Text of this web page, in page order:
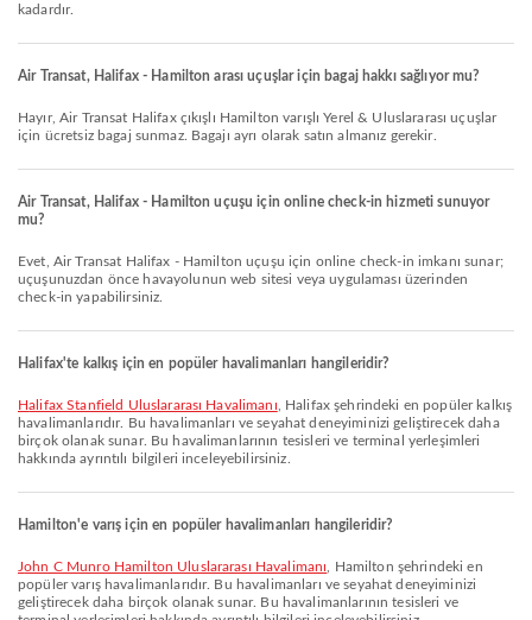
kadardır.
Air Transat, Halifax - Hamilton arası uçuşlar için bagaj hakkı sağlıyor mu?
Hayır, Air Transat Halifax çıkışlı Hamilton varışlı Yerel & Uluslararası uçuşlar
için ücretsiz bagaj sunmaz. Bagajı ayrı olarak satın almanız gerekir.
Air Transat, Halifax - Hamilton uçuşu için online check-in hizmeti sunuyor
mu?
Evet, Air Transat Halifax - Hamilton uçuşu için online check-in imkanı sunar;
uçuşunuzdan önce havayolunun web sitesi veya uygulaması üzerinden
check-in yapabilirsiniz.
Halifax'te kalkış için en popüler havalimanları hangileridir?
Halifax Stanfield Uluslararası Havalimanı , Halifax şehrindeki en popüler kalkış
havalimanlarıdır. Bu havalimanları ve seyahat deneyiminizi geliştirecek daha
birçok olanak sunar. Bu havalimanlarının tesisleri ve terminal yerleşimleri
hakkında ayrıntılı bilgileri inceleyebilirsiniz.
Hamilton'e varış için en popüler havalimanları hangileridir?
John C Munro Hamilton Uluslararası Havalimanı
, Hamilton şehrindeki en
popüler varış havalimanlarıdır. Bu havalimanları ve seyahat deneyiminizi
geliştirecek daha birçok olanak sunar. Bu havalimanlarının tesisleri ve